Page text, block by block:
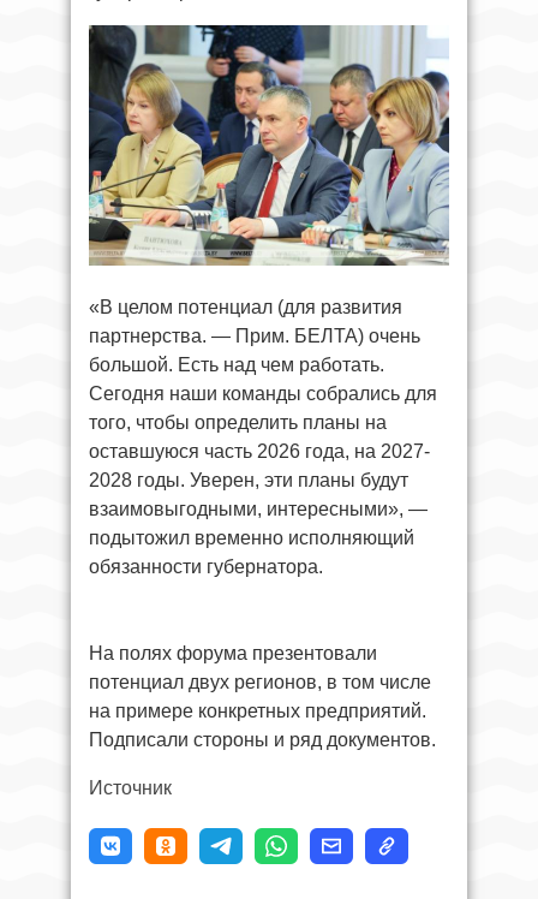
«В целом потенциал (для развития
партнерства. — Прим. БЕЛТА) очень
большой. Есть над чем работать.
Сегодня наши команды собрались для
того, чтобы определить планы на
оставшуюся часть 2026 года, на 2027-
2028 годы. Уверен, эти планы будут
взаимовыгодными, интересными», —
подытожил временно исполняющий
обязанности губернатора.
На полях форума презентовали
потенциал двух регионов, в том числе
на примере конкретных предприятий.
Подписали стороны и ряд документов.
Источник